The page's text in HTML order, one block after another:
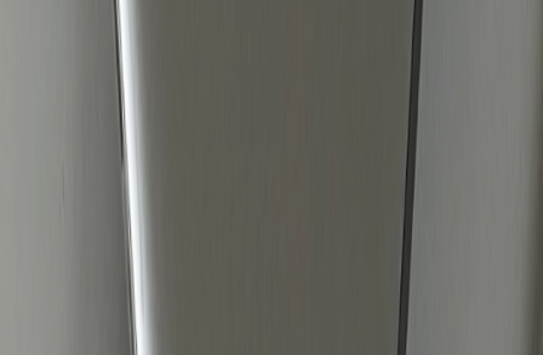
hier onze tips.
Adverteren op Meta blijft een van de meest
effectieve manieren om nieuwe klanten te bereiken,
maar de manier waarop je succes behaalt,
verandert sneller dan ooit. Waar het voorheen
draaide om handmatige optimalisaties en specifieke
targeting, neemt AI nu een steeds grotere rol over.